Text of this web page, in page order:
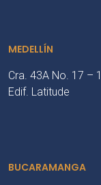
MEDELLÍN
Cra. 43A No. 17 –
Edif. Latitude
BUCARAMANGA